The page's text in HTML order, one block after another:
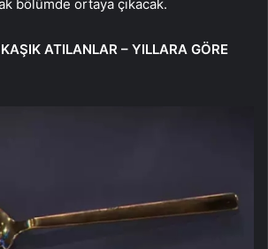
bölümde ortaya çıkacak.
ATILANLAR – YILLARA GÖRE